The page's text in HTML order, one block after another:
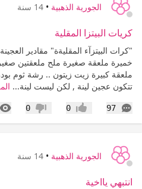
الجورية الذهبية • 14 سنة
كريات البيتزا المقلية
"كرات البيتزآء المقليةة" مقادير
خميرة ملعقة صغيرة ملح ملعقتين
ملعقة كبيرة زيت زيتون .. رشة ثوم
تتكون عجين لينة , لكن ليست لينة...
97
التعليقات إعجاب0 عدم إعجاب
0
الجورية الذهبية • 14 سنة
انتبهي يااخية